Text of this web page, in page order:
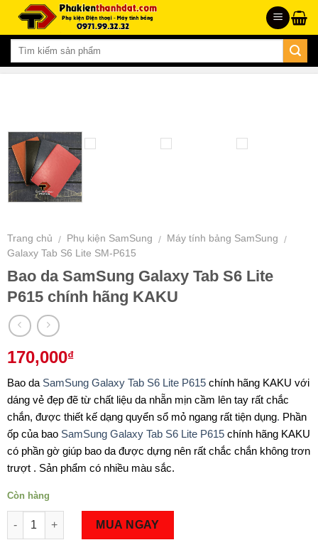
content
Trang chủ / Phụ kiện SamSung / Máy tính bảng SamSung
/
Galaxy Tab S6 Lite SM-P615
Bao da SamSung Galaxy Tab S6 Lite
P615 chính hãng KAKU
170,000₫
Bao da SamSung Galaxy Tab S6 Lite P615 chính hãng KAKU với
dáng vẻ đẹp đẽ từ chất liệu da nhẵn mịn cầm lên tay rất chắc
chắn, được thiết kế dạng quyển sổ mỏ ngang rất tiện dụng. Phần
ốp của bao SamSung Galaxy Tab S6 Lite P615 chính hãng KAKU
có phần gờ giúp bao da được dựng nên rất chắc chắn không trơn
trượt . Sản phẩm có nhiều màu sắc.
Còn hàng
Số lượng
MUA NGAY